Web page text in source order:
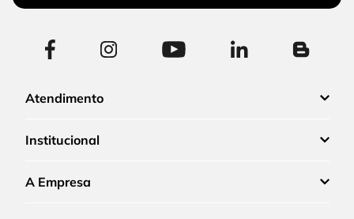
Atendimento
Institucional
A Empresa